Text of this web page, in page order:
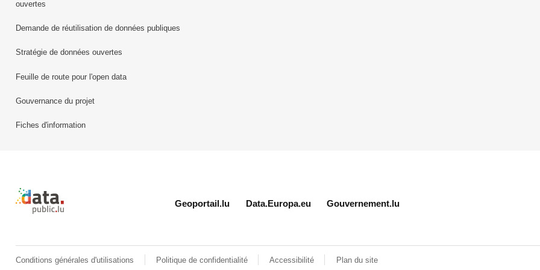
ouvertes
Demande de réutilisation de données publiques
Stratégie de données ouvertes
Feuille de route pour l'open data
Gouvernance du projet
Fiches d'information
Retour à l'accueil de data.public.lu
Geoportail.lu Data.Europa.eu Gouvernement.lu
Conditions générales d'utilisations Politique de confidentialité Accessibilité Plan du site